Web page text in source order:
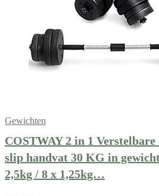
Gewichten
COSTWAY 2 in 1
slip handvat 30 KG in
2,5kg / 8 x 1,25kg…